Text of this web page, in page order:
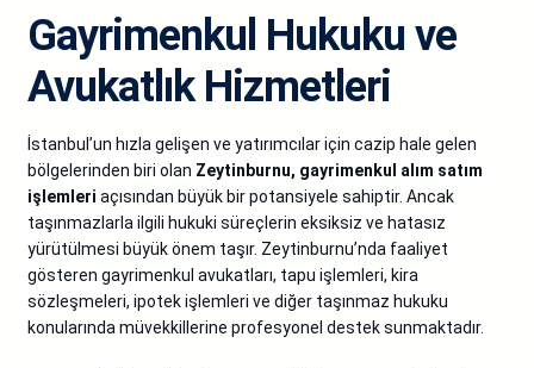
Gayrimenkul Hukuku ve
Avukatlık Hizmetleri
İstanbul’un hızla gelişen ve yatırımcılar için cazip hale gelen
bölgelerinden biri olan Zeytinburnu, gayrimenkul alım satım
işlemleri açısından büyük bir potansiyele sahiptir. Ancak
taşınmazlarla ilgili hukuki süreçlerin eksiksiz ve hatasız
yürütülmesi büyük önem taşır. Zeytinburnu’nda faaliyet
gösteren gayrimenkul avukatları, tapu işlemleri, kira
sözleşmeleri, ipotek işlemleri ve diğer taşınmaz hukuku
konularında müvekkillerine profesyonel destek sunmaktadır.